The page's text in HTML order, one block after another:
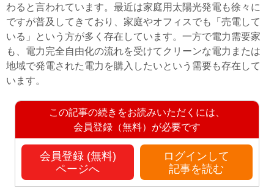
わると言われています。最近は家庭用太陽光発電も徐々に
ですが普及してきており、家庭やオフィスでも「売電して
いる」という方が多く存在しています。一方で電力需要家
も、電力完全自由化の流れを受けてクリーンな電力または
地域で発電された電力を購入したいという需要も存在して
います。
この記事の続きをお読みいただくには、
会員登録（無料）が必要です
会員登録 (無料)
ページへ
ログインして
記事を読む